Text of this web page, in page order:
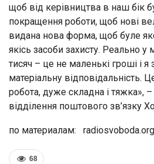
щоб від керівництва в наш бік
покращення роботи, щоб нові
видана нова форма, щоб буле
якісь засоби захисту. Реально у
тисяч – це не маленькі гроші і я
матеріальну відповідальність.
робота, дуже складна і тяжка»,
відділення поштового зв’язку
по материалам: radiosvoboda.org
68